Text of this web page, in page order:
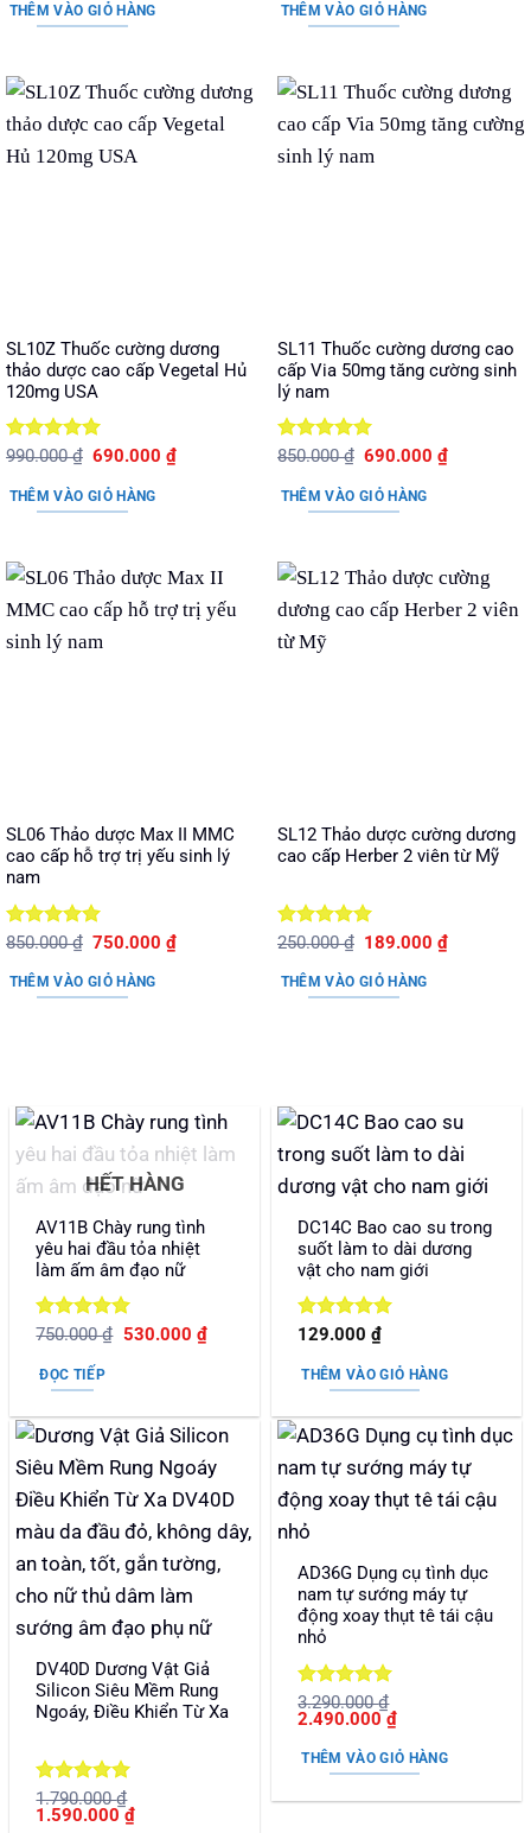
sao
350.000 ₫.
THÊM VÀO GIỎ HÀNG sao
350.000 ₫.
THÊM VÀO GIỎ HÀNG
SL10Z Thuốc cường dương
thảo dược cao cấp Vegetal Hủ
120mg USA
Được xếp
sao
990.000₫ Giá
là:
990.000 ₫.
690.000₫Giá
THÊM VÀO GIỎ HÀNG
SL11 Thuốc cường dương cao
cấp Via 50mg tăng cường sinh
lý nam
Được xếp
sao
850.000₫ Giá
là:
850.000 ₫.
690.000₫Giá
THÊM VÀO GIỎ HÀNG
SL06 Thảo dược Max II MMC
cao cấp hỗ trợ trị yếu sinh lý
nam
Được xếp
sao
850.000₫ Giá
là:
850.000 ₫.
750.000₫Giá
THÊM VÀO GIỎ HÀNG
SL12 Thảo dược cường dương
cao cấp Herber 2 viên từ Mỹ
Được xếp
sao
250.000₫ Giá
là:
250.000 ₫.
189.000₫Giá
THÊM VÀO GIỎ HÀNG
HẾT HÀNG
AV11B Chày rung tình
yêu hai đầu tỏa nhiệt
làm ấm âm đạo nữ
Được xếp
sao
750.000₫ Giá
530.000 ₫Giá
hiện
ĐỌC TIẾP
DC14C Bao cao su trong
suốt làm to dài dương
vật cho nam giới
Được xếp
sao
129.000₫
THÊM VÀO GIỎ HÀNG
DV40D Dương Vật Giả
Silicon Siêu Mềm Rung
Ngoáy, Điều Khiển Từ Xa
Được xếp
hạng55
1.790.000₫
Giá
1.590.000₫Giá
AD36G Dụng cụ tình dục
nam tự sướng máy tự
động xoay thụt tê tái cậu
nhỏ
Được xếp
hạng55
3.290.000₫
Giá
là:
3.290.000 ₫.
2.490.000₫Giá
tại
là:
THÊM VÀO GIỎ HÀNG